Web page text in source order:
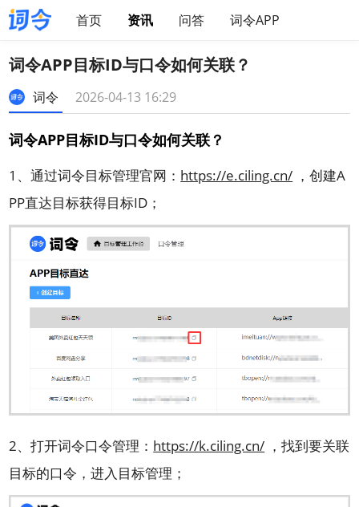
首页 资讯 问答 词令APP
词令APP目标ID与口令如何关联？
词令 2026-04-13 16:29
词令APP目标ID与口令如何关联？
1、通过词令目标管理官网： https://e.ciling.cn/ ，创建A
PP直达目标获得目标ID；
2、打开词令口令管理： https://k.ciling.cn/ ，找到要关联
目标的口令，进入目标管理；